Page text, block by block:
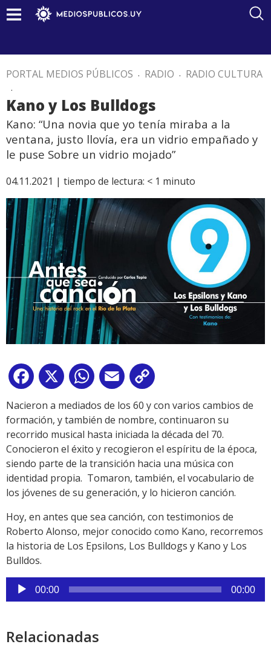
PORTAL MEDIOS PÚBLICOS . RADIO . RADIO CULTURA
.
Kano y Los Bulldogs
Kano: “Una novia que yo tenía miraba a la
ventana, justo llovía, era un vidrio empañado y
le puse Sobre un vidrio mojado”
04.11.2021 | tiempo de lectura: < 1 minuto
Facebook
X WhatsApp
Email
Link
Nacieron a mediados de los 60 y con varios cambios de
formación, y también de nombre, continuaron su
recorrido musical hasta iniciada la década del 70.
Conocieron el éxito y recogieron el espíritu de la época,
siendo parte de la transición hacia una música con
identidad propia. Tomaron, también, el vocabulario de
los jóvenes de su generación, y lo hicieron canción.
Hoy, en antes que sea canción, con testimonios de
Roberto Alonso, mejor conocido como Kano, recorremos
la historia de Los Epsilons, Los Bulldogs y Kano y Los
Bulldos.
Reproductor
de
00:00 00:00
Relacionadas